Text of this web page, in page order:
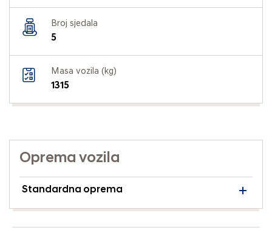
Broj sjedala
5
Masa vozila (kg)
1315
Oprema vozila
Standardna oprema